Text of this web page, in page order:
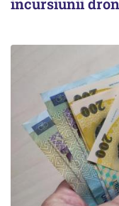
incursiunii